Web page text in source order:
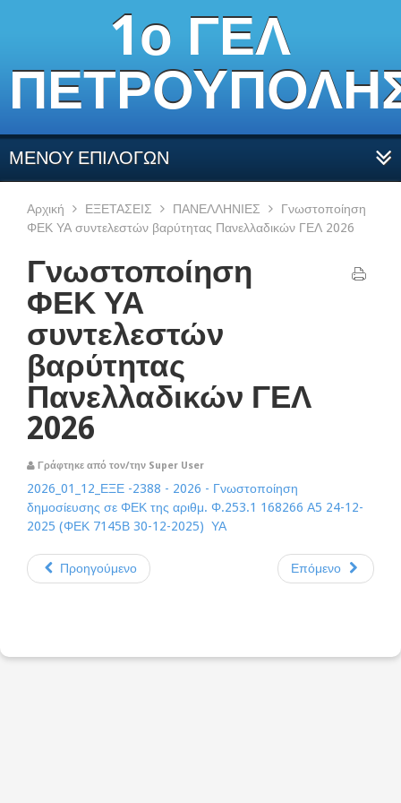
1ο ΓΕΛ
ΜΕΝΟΥ ΕΠΙΛΟΓΩΝ
Αρχική ΕΞΕΤΑΣΕΙΣ ΠΑΝΕΛΛΗΝΙΕΣ
Γνωστοποίηση
ΦΕΚ ΥΑ συντελεστών βαρύτητας Πανελλαδικών ΓΕΛ 2026
Γνωστοποίηση
ΦΕΚ ΥΑ
συντελεστών
βαρύτητας
Πανελλαδικών ΓΕΛ
2026
Γράφτηκε από τον/την Super User
2026_01_12_ΕΞΕ -2388 - 2026 - Γνωστοποίηση
δημοσίευσης σε ΦΕΚ της αριθμ. Φ.253.1 168266 Α5 24-12-
2025 (ΦΕΚ 7145Β 30-12-2025) ΥΑ
Προηγούμενο Επόμενο